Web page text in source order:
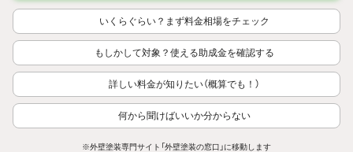
いくらぐらい？まず料金相場をチェック
もしかして対象？使える助成金を確認する
詳しい料金が知りたい（概算でも！）
何から聞けばいいか分からない
※外壁塗装専門サイト「外壁塗装の窓口」に移動します